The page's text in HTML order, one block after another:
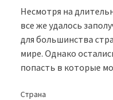
Несмотря на
все же удалось
для большинства
мире. Однако
попасть в которые
Страна